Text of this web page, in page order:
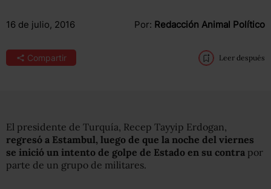
16 de julio, 2016 Por: Redacción Animal Político
Compartir Leer después
El presidente de Turquía, Recep Tayyip Erdogan,
regresó a Estambul, luego de que la noche del viernes
se inició un intento de golpe de Estado en su contra por
parte de un grupo de militares.